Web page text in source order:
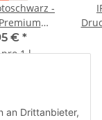
-
/
in 100ml -
- 1000ml
Canon
€ *
1 l
an Drittanbieter,